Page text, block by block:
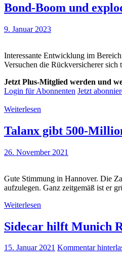
Bond-Boom und
9. Januar 2023
Interessante Entwicklung im
Versuchen die Rückversicherer sich
Jetzt Plus-Mitglied werden und
Login für Abonnenten Jetzt
Weiterlesen
Talanx gibt 500-
26. November 2021
Gute Stimmung in Hannover. Die
aufzulegen. Ganz zeitgemäß ist er
Weiterlesen
Sidecar hilft Munich
15. Januar 2021 Kommentar